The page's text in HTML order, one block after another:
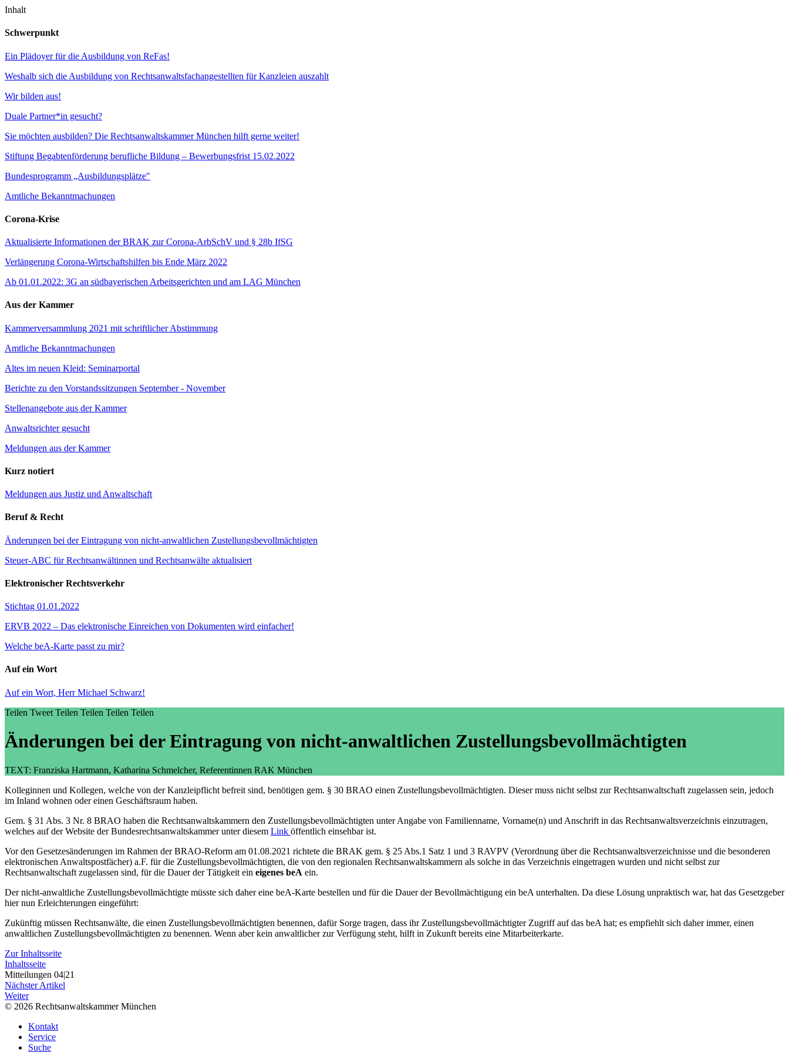
Inhalt
Schwerpunkt
Ein Plädoyer für die Ausbildung von ReFas!
Weshalb sich die Ausbildung von Rechtsanwaltsfachangestellten für Kanzleien auszahlt
Wir bilden aus!
Duale Partner*in gesucht?
Sie möchten ausbilden? Die Rechtsanwaltskammer München hilft gerne weiter!
Stiftung Begabtenförderung berufliche Bildung – Bewerbungsfrist 15.02.2022
Bundesprogramm „Ausbildungsplätze"
Amtliche Bekanntmachungen
Corona-Krise
Aktualisierte Informationen der BRAK zur Corona-ArbSchV und § 28b IfSG
Verlängerung Corona-Wirtschaftshilfen bis Ende März 2022
Ab 01.01.2022: 3G an südbayerischen Arbeitsgerichten und am LAG München
Aus der Kammer
Kammerversammlung 2021 mit schriftlicher Abstimmung
Amtliche Bekanntmachungen
Altes im neuen Kleid: Seminarportal
Berichte zu den Vorstandssitzungen September - November
Stellenangebote aus der Kammer
Anwaltsrichter gesucht
Meldungen aus der Kammer
Kurz notiert
Meldungen aus Justiz und Anwaltschaft
Beruf & Recht
Änderungen bei der Eintragung von nicht-anwaltlichen Zustellungsbevollmächtigten
Steuer-ABC für Rechtsanwältinnen und Rechtsanwälte aktualisiert
Elektronischer Rechtsverkehr
Stichtag 01.01.2022
ERVB 2022 – Das elektronische Einreichen von Dokumenten wird einfacher!
Welche beA-Karte passt zu mir?
Auf ein Wort
Auf ein Wort, Herr Michael Schwarz!
Teilen Tweet Teilen Teilen Teilen Teilen
Änderungen bei der Eintragung von nicht-anwaltlichen Zustellungsbevollmächtigten
TEXT: Franziska Hartmann, Katharina Schmelcher, Referentinnen RAK München
Kolleginnen und Kollegen, welche von der Kanzleipflicht befreit sind, benötigen gem. § 30 BRAO einen Zustellungsbevollmächtigten. Dieser muss nicht selbst zur Rechtsanwaltschaft zugelassen sein, jedoch
im Inland wohnen oder einen Geschäftsraum haben.
Gem. § 31 Abs. 3 Nr. 8 BRAO haben die Rechtsanwaltskammern den Zustellungsbevollmächtigten unter Angabe von Familienname, Vorname(n) und Anschrift in das Rechtsanwaltsverzeichnis einzutragen,
welches auf der Website der Bundesrechtsanwaltskammer unter diesem Link öffentlich einsehbar ist.
Vor den Gesetzesänderungen im Rahmen der BRAO-Reform am 01.08.2021 richtete die BRAK gem. § 25 Abs.1 Satz 1 und 3 RAVPV (Verordnung über die Rechtsanwaltsverzeichnisse und die besonderen
elektronischen Anwaltspostfächer) a.F. für die Zustellungsbevollmächtigten, die von den regionalen Rechtsanwaltskammern als solche in das Verzeichnis eingetragen wurden und nicht selbst zur
Rechtsanwaltschaft zugelassen sind, für die Dauer der Tätigkeit ein eigenes beA ein.
Der nicht-anwaltliche Zustellungsbevollmächtigte müsste sich daher eine beA-Karte bestellen und für die Dauer der Bevollmächtigung ein beA unterhalten. Da diese Lösung unpraktisch war, hat das Gesetzgeber
hier nun Erleichterungen eingeführt:
Zukünftig müssen Rechtsanwälte, die einen Zustellungsbevollmächtigten benennen, dafür Sorge tragen, dass ihr Zustellungsbevollmächtigter Zugriff auf das beA hat; es empfiehlt sich daher immer, einen
anwaltlichen Zustellungsbevollmächtigten zu benennen. Wenn aber kein anwaltlicher zur Verfügung steht, hilft in Zukunft bereits eine Mitarbeiterkarte.
Zur Inhaltsseite
Inhaltsseite
Mitteilungen 04|21
Nächster Artikel
Weiter
© 2026 Rechtsanwaltskammer München
Kontakt
Service
Suche